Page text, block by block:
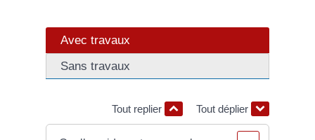
Avec travaux
Sans travaux
Tout replier Tout déplier